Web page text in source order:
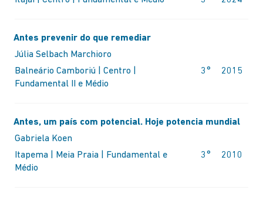
Antes prevenir do que remediar
Júlia Selbach Marchioro
Balneário Camboriú | Centro |
Fundamental II e Médio
3° 2015
Antes, um país com potencial. Hoje potencia mundial
Gabriela Koen
Itapema | Meia Praia | Fundamental e
Médio
3° 2010